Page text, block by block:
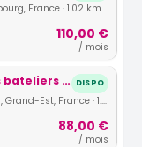
France · 1.02 km
110,00 €
/ mois
Parking près du quai des bateliers Strasbourg DISPO
4 Quai des Pêcheurs, Strasbourg, Grand-Est, France · 1.12 km
88,00 €
/ mois